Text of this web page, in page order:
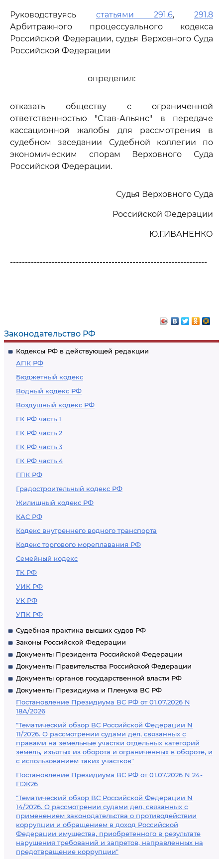
Законодательство РФ
Кодексы РФ в действующей редакции
АПК РФ
Бюджетный кодекс
Водный кодекс РФ
Воздушный кодекс РФ
ГК РФ часть 1
ГК РФ часть 2
ГК РФ часть 3
ГК РФ часть 4
ГПК РФ
Градостроительный кодекс РФ
Жилищный кодекс РФ
КАС РФ
Кодекс внутреннего водного транспорта
Кодекс торгового мореплавания РФ
Семейный кодекс
ТК РФ
УИК РФ
УК РФ
УПК РФ
Судебная практика высших судов РФ
Законы Российской Федерации
Документы Президента Российской Федерации
Документы Правительства Российской Федерации
Документы органов государственной власти РФ
Документы Президиума и Пленума ВС РФ
Постановление Президиума ВС РФ от 01.07.2026 N
18А/2026
"Тематический обзор ВС Российской Федерации N
11/2026. О рассмотрении судами дел, связанных с
правами на земельные участки отдельных категорий
земель, изъятых из оборота и ограниченных в обороте, и
с использованием таких участков"
Постановление Президиума ВС РФ от 01.07.2026 N 24-
ПЭК26
"Тематический обзор ВС Российской Федерации N
14/2026. О рассмотрении судами дел, связанных с
применением законодательства о противодействии
коррупции и обращением в доход Российской
Федерации имущества, приобретенного в результате
нарушения требований и запретов, направленных на
предотвращение коррупции"
Руководствуясь статьями 291.6, 291.8
Арбитражного процессуального кодекса
Российской Федерации, судья Верховного Суда
Российской Федерации
определил:
отказать обществу с ограниченной
ответственностью "Став-Альянс" в передаче
кассационной жалобы для рассмотрения в
судебном заседании Судебной коллегии по
экономическим спорам Верховного Суда
Российской Федерации.
Судья Верховного Суда
Российской Федерации
Ю.Г.ИВАНЕНКО
------------------------------------------------------------------